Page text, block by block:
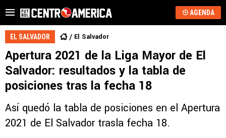
AGENDA
EL SALVADOR El Salvador
Apertura 2021 de la Liga Mayor de El
Salvador: resultados y la tabla de
posiciones tras la fecha 18
Así quedó la tabla de posiciones en el Apertura
2021 de El Salvador trasla fecha 18.